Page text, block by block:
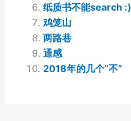
纸质书不能search :)
鸡笼山
两路巷
通感
2018年的几个“不”